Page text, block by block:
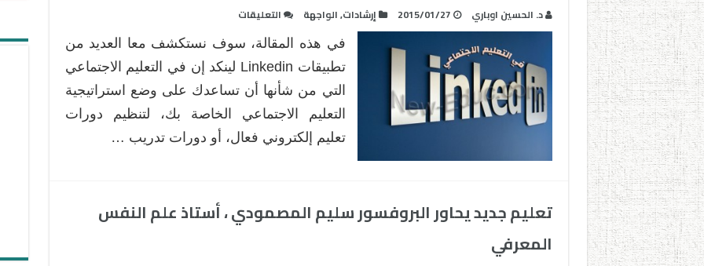
د. الحسين اوباري 2015/01/27 إرشادات,الواجهة التعليقات
توظف
Linkedin
لينكد
إن
في
التعليم
في هذه المقالة، سوف نستكشف معا العديد من
تطبيقات Linkedin لينكد إن في التعليم الاجتماعي
التي من شأنها أن تساعدك على وضع استراتيجية
التعليم الاجتماعي الخاصة بك، لتنظيم دورات
تعليم إلكتروني فعال، أو دورات تدريب …
تعليم جديد يحاور البروفسور سليم المصمودي ، أستاذ علم النفس
المعرفي